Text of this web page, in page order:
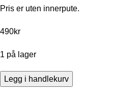
Pris er uten innerpute.
490kr
1 på lager
Legg i handlekurv